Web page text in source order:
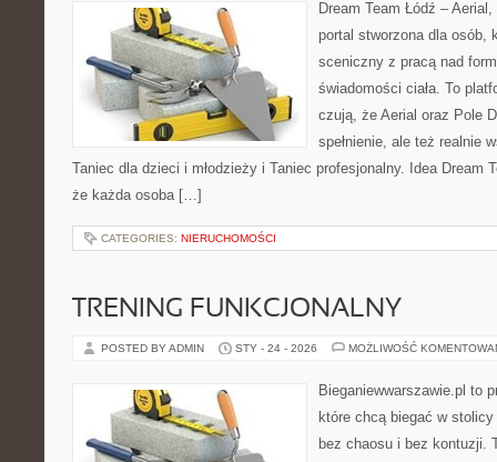
Dream Team Łódź –
portal stworzona dla osób,
sceniczny z pracą nad
świadomości ciała. To
czują, że Aerial oraz Pole
spełnienie, ale też realnie
Taniec dla dzieci i młodzieży i Taniec profesjonalny. Idea Dream
że każda osoba […]
CATEGORIES: NIERUCHOMOŚCI
TRENING FUNKCJONALNY
POSTED BY ADMIN STY - 24 - 2026 MOŻLIWOŚĆ
Bieganiewwarszawie.pl to
które chcą biegać w
bez chaosu i bez kontuzji.